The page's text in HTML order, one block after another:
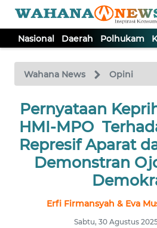
Nasional Daerah Polhukam
Wahana News Opini
Pernyataan
HMI-MPO
Represif Aparat
Demonstran
Erfi Firmansyah & Eva
Sabtu, 30 Agustus 2025
TV
Tutup
NASIONAL
DAERAH
KRIMINAL